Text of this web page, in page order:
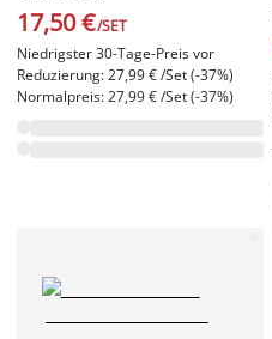
17,50 €/SET
Niedrigster 30-Tage-Preis vor
Reduzierung: 27,99 € /Set (-37%)
Normalpreis: 27,99 € /Set (-37%)